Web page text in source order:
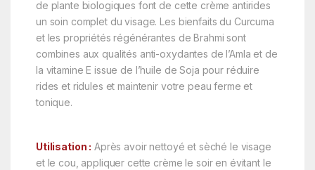
de plante biologiques font de cette crème antirides
un soin complet du visage. Les bienfaits du Curcuma
et les propriétés régénérantes de Brahmi sont
combines aux qualités anti-oxydantes de l’Amla et de
la vitamine E issue de l’huile de Soja pour réduire
rides et ridules et maintenir votre peau ferme et
tonique.
Utilisation : Après avoir nettoyé et sèché le visage
et le cou, appliquer cette crème le soir en évitant le